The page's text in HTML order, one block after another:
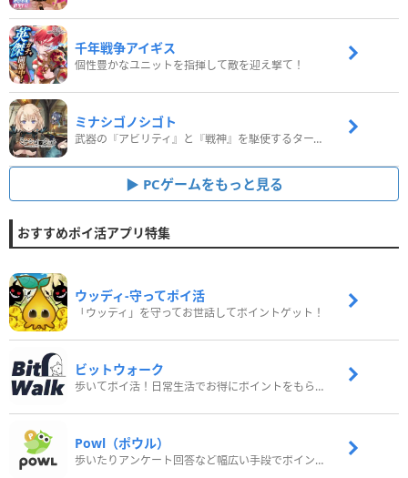
千年戦争アイギス
個性豊かなユニットを指揮して敵を迎え撃て！
ミナシゴノシゴト
武器の『アビリティ』と『戦神』を駆使するターン制コマンドバトルRPG！
PCゲームをもっと見る
おすすめポイ活アプリ特集
ウッディ‐守ってポイ活
「ウッディ」を守ってお世話してポイントゲット！
ビットウォーク
歩いてポイ活！日常生活でお得にポイントをもらおう
Powl（ポウル）
歩いたりアンケート回答など幅広い手段でポイントをゲット